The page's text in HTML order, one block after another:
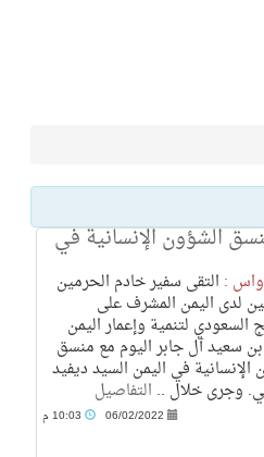
الشؤون الإنسانية في
واس : التقى سفير خادم الحرمين
لدى اليمن المشرف على
السعودي لتنمية وإعمار اليمن
سعيد آل جابر اليوم مع منسق
الإنسانية في اليمن السيد ديفيد
وجرى خلال .. التفاصيل
06/02/2022